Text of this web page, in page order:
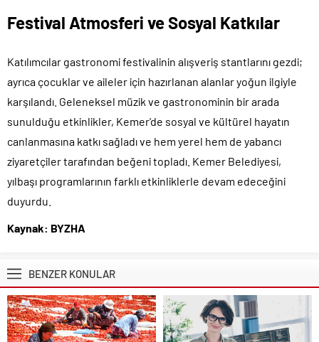
Festival Atmosferi ve Sosyal Katkılar
Katılımcılar gastronomi festivalinin alışveriş stantlarını gezdi;
ayrıca çocuklar ve aileler için hazırlanan alanlar yoğun ilgiyle
karşılandı. Geleneksel müzik ve gastronominin bir arada
sunulduğu etkinlikler, Kemer'de sosyal ve kültürel hayatın
canlanmasına katkı sağladı ve hem yerel hem de yabancı
ziyaretçiler tarafından beğeni topladı. Kemer Belediyesi,
yılbaşı programlarının farklı etkinliklerle devam edeceğini
duyurdu.
Kaynak: BYZHA
BENZER KONULAR